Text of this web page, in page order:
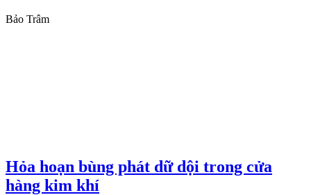
Bảo Trâm
Hỏa hoạn bùng phát dữ dội trong cửa
hàng kim khí